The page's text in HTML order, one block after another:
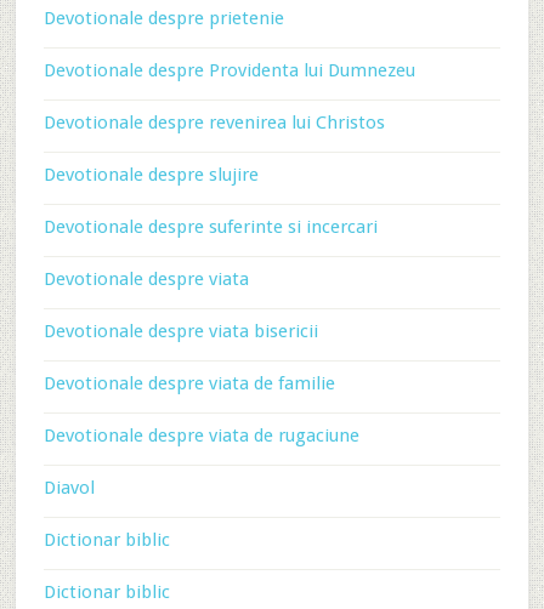
Devotionale despre prietenie
Devotionale despre Providenta lui Dumnezeu
Devotionale despre revenirea lui Christos
Devotionale despre slujire
Devotionale despre suferinte si incercari
Devotionale despre viata
Devotionale despre viata bisericii
Devotionale despre viata de familie
Devotionale despre viata de rugaciune
Diavol
Dictionar biblic
Dictionar biblic